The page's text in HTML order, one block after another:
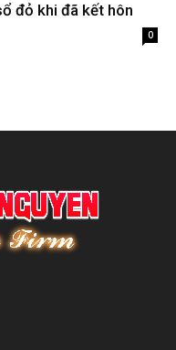
đỏ khi đã kết hôn
0